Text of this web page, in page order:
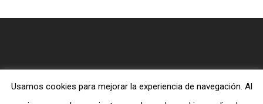
Usamos cookies para mejorar la experiencia de navegación. Al